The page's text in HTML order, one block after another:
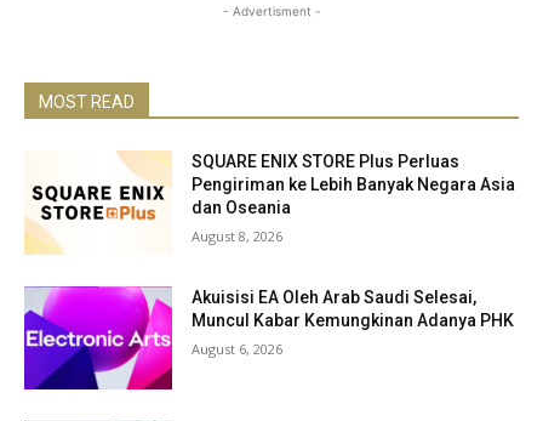
- Advertisment -
MOST READ
SQUARE ENIX STORE Plus Perluas
Pengiriman ke Lebih Banyak Negara Asia
dan Oseania
August 8, 2026
Akuisisi EA Oleh Arab Saudi Selesai,
Muncul Kabar Kemungkinan Adanya PHK
August 6, 2026